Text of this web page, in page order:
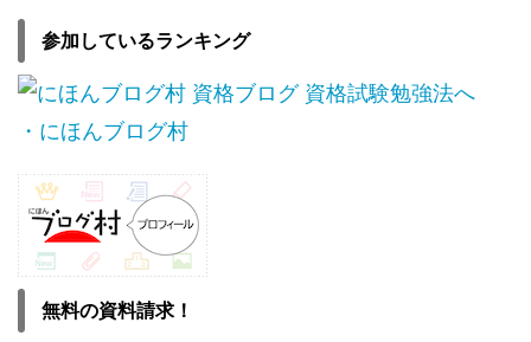
参加しているランキング
・にほんブログ村
無料の資料請求！